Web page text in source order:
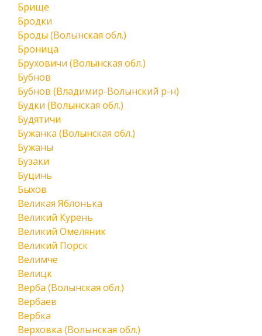
Брище
Бродки
Броды (Волынская обл.)
Броница
Бруховичи (Волынская обл.)
Бубнов
Бубнов (Владимир-Волынский р-н)
Будки (Волынская обл.)
Будятичи
Бужанка (Волынская обл.)
Бужаны
Бузаки
Буцинь
Быхов
Великая Яблонька
Великий Курень
Великий Омеляник
Великий Порск
Велимче
Велицк
Верба (Волынская обл.)
Вербаев
Вербка
Верховка (Волынская обл.)